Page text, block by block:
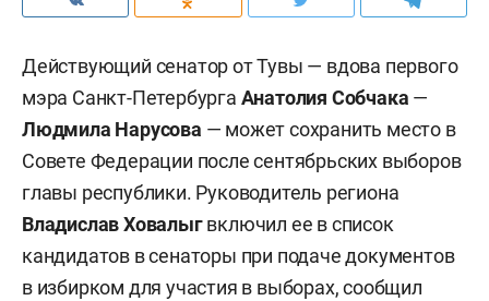
Действующий сенатор от Тувы — вдова первого
мэра Санкт-Петербурга Анатолия Собчака —
Людмила Нарусова — может сохранить место в
Совете Федерации после сентябрьских выборов
главы республики. Руководитель региона
Владислав Ховалыгвключил ее в список
кандидатов в сенаторы при подаче документов
в избирком для участия в выборах, сообщил